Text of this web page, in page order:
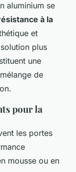
aluminium se
à la
et
plus
une
de
pour la
les portes
mousse ou en